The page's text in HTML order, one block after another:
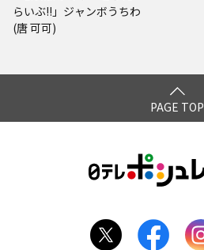
らいぶ!!」ジャンボうちわ
(唐 可可)
PAGE TOP